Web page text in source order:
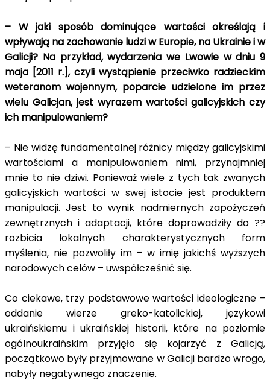
– W jaki sposób dominujące wartości określają i
wpływają na zachowanie ludzi w Europie, na Ukrainie i w
Galicji? Na przykład, wydarzenia we Lwowie w dniu 9
maja [2011 r.], czyli wystąpienie przeciwko radzieckim
weteranom wojennym, poparcie udzielone im przez
wielu Galicjan, jest wyrazem wartości galicyjskich czy
ich manipulowaniem?
– Nie widzę fundamentalnej różnicy między galicyjskimi
wartościami a manipulowaniem nimi, przynajmniej
mnie to nie dziwi. Ponieważ wiele z tych tak zwanych
galicyjskich wartości w swej istocie jest produktem
manipulacji. Jest to wynik nadmiernych zapożyczeń
zewnętrznych i adaptacji, które doprowadziły do ??
rozbicia lokalnych charakterystycznych form
myślenia, nie pozwoliły im – w imię jakichś wyższych
narodowych celów – uwspółcześnić się.
Co ciekawe, trzy podstawowe wartości ideologiczne –
oddanie wierze greko-katolickiej, językowi
ukraińskiemu i ukraińskiej historii, które na poziomie
ogólnoukraińskim przyjęło się kojarzyć z Galicją,
początkowo były przyjmowane w Galicji bardzo wrogo,
nabyły negatywnego znaczenie.